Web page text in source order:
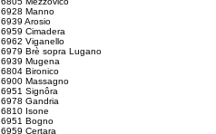
6928 Manno
6939 Arosio
6959 Cimadera
6962 Viganello
6979 Brè sopra Lugano
6939 Mugena
6804 Bironico
6900 Massagno
6951 Signôra
6978 Gandria
6810 Isone
6951 Bogno
6959 Certara